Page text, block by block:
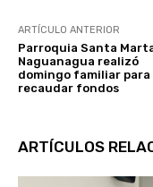
ARTÍCULO ANTERIOR
Parroquia Santa
Naguanagua realizó
domingo familiar para
recaudar fondos
ARTÍCULOS